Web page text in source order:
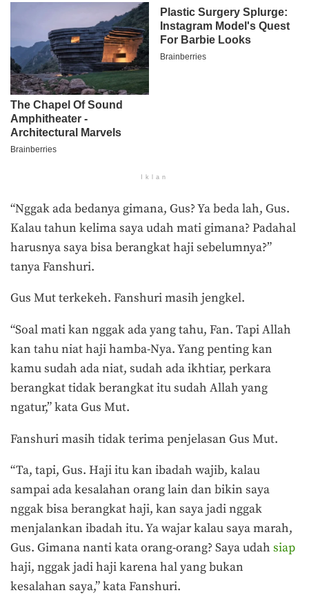
Iklan
“Nggak ada bedanya gimana, Gus? Ya beda lah, Gus.
Kalau tahun kelima saya udah mati gimana? Padahal
harusnya saya bisa berangkat haji sebelumnya?”
tanya Fanshuri.
Gus Mut terkekeh. Fanshuri masih jengkel.
“Soal mati kan nggak ada yang tahu, Fan. Tapi Allah
kan tahu niat haji hamba-Nya. Yang penting kan
kamu sudah ada niat, sudah ada ikhtiar, perkara
berangkat tidak berangkat itu sudah Allah yang
ngatur,” kata Gus Mut.
Fanshuri masih tidak terima penjelasan Gus Mut.
“Ta, tapi, Gus. Haji itu kan ibadah wajib, kalau
sampai ada kesalahan orang lain dan bikin saya
nggak bisa berangkat haji, kan saya jadi nggak
menjalankan ibadah itu. Ya wajar kalau saya marah,
Gus. Gimana nanti kata orang-orang? Saya udah siap
haji, nggak jadi haji karena hal yang bukan
kesalahan saya,” kata Fanshuri.